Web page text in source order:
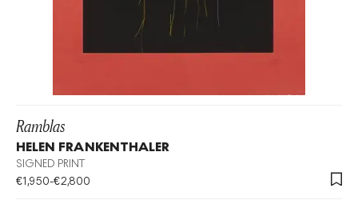
Ramblas
HELEN FRANKENTHALER
SIGNED PRINT
€1,950-€2,800